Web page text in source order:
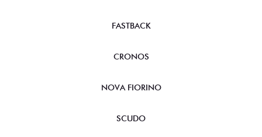
FASTBACK
CRONOS
NOVA FIORINO
SCUDO